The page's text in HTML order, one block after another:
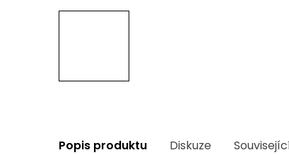
Popis produktu Diskuze